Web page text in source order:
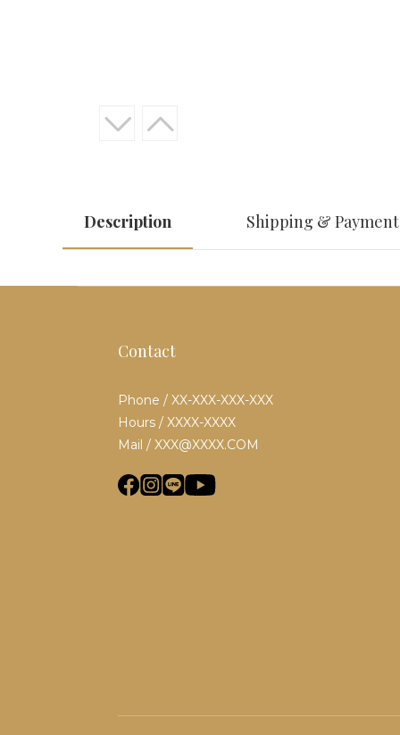
Description Shipping & Payment
Contact
Phone / XX-XXX-XXX-XXX
Hours / XXXX-XXXX
Mail / XXX@XXXX.COM